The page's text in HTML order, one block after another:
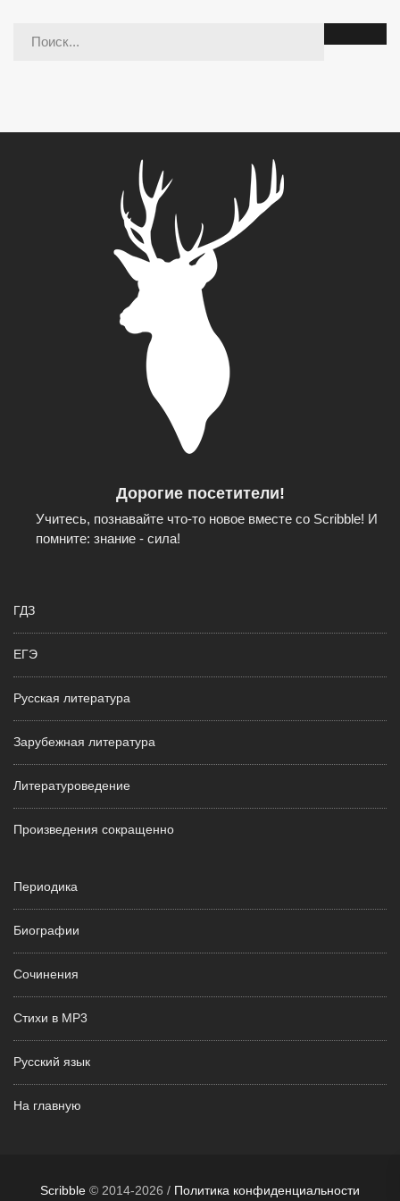
Дорогие посетители!
Учитесь, познавайте что-то новое вместе со Scribble! И
помните: знание - сила!
ГДЗ
ЕГЭ
Русская литература
Зарубежная литература
Литературоведение
Произведения сокращенно
Периодика
Биографии
Сочинения
Стихи в MP3
Русский язык
На главную
Scribble © 2014-2026 / Политика конфиденциальности